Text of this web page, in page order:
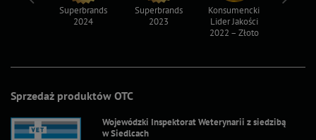
Sprzedaż produktów OTC
Wojewódzki Inspektorat Weterynarii z siedzibą
w Siedlcach
Superbrands
2024
Superbrands
2023
Konsumencki
Lider Jakości
2022 – Złoto